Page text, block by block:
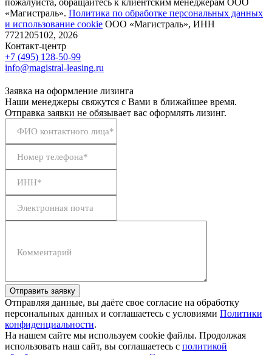
«Магистраль». Политика по обработке персональных данных
и использование сookie ООО «Магистраль», ИНН
7721205102, 2026
Контакт-центр
+7 (495) 128-50-99
info@magistral-leasing.ru
Заявка на оформление лизинга
Наши менеджеры свяжутся с Вами в ближайшее время.
Отправка заявки не обязывает вас оформлять лизинг.
ФИО контактного лица*
Номер телефона*
ИНН*
Электронная почта
Комментарий
Отправить заявку
Отправляя данные, вы даёте свое согласие на обработку
персональных данных и соглашаетесь с условиями Политики
конфиденциальности.
На нашем сайте мы используем cookie файлы. Продолжая
использовать наш сайт, вы соглашаетесь с политикой